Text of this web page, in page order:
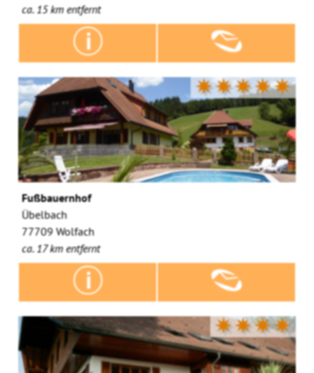
ca. 15 km entfernt
✷✷✷✷✷
Fußbauernhof
Übelbach
77709 Wolfach
ca. 17 km entfernt
✷✷✷✷